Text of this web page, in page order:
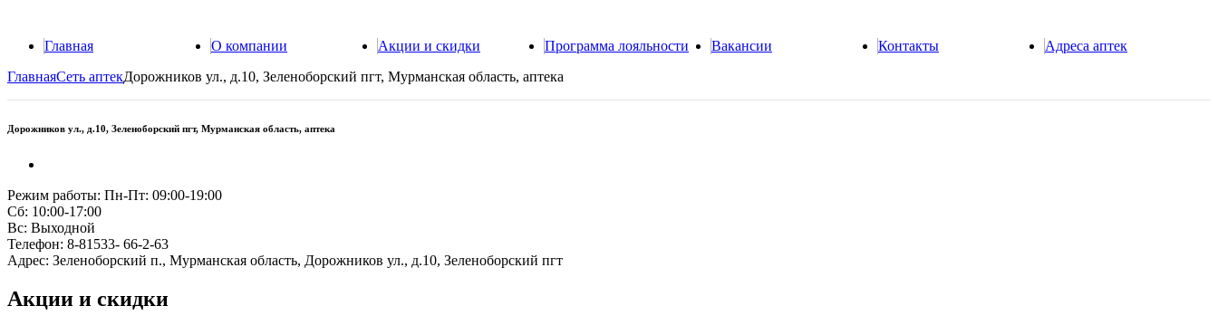
Главная О компании Акции и скидки Программа лояльности Вакансии Контакты
Адреса аптек
ГлавнаяСеть аптекДорожников ул., д.10, Зеленоборский пгт, Мурманская область, аптека
Дорожников ул., д.10, Зеленоборский пгт, Мурманская область, аптека
Режим работы: Пн-Пт: 09:00-19:00
Сб: 10:00-17:00
Вс: Выходной
Телефон: 8-81533- 66-2-63
Адрес: Зеленоборский п., Мурманская область, Дорожников ул., д.10, Зеленоборский пгт
Акции и скидки